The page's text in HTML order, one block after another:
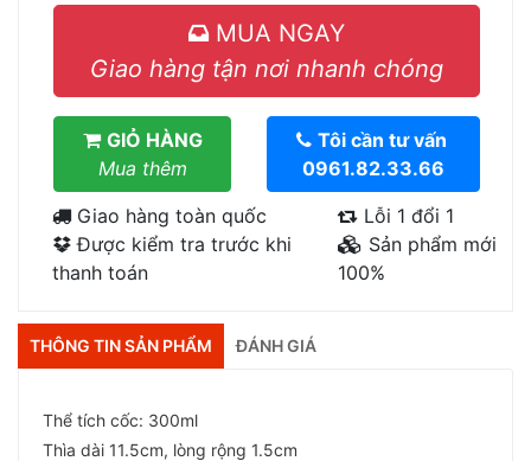
MUA NGAY
Giao hàng tận nơi nhanh chóng
GIỎ HÀNG
Mua thêm
Tôi cần tư vấn
0961.82.33.66
Giao hàng toàn quốc
Được kiểm tra trước khi
thanh toán
Lỗi 1 đổi 1
Sản phẩm mới
100%
THÔNG TIN SẢN PHẨM ĐÁNH GIÁ
Thể tích cốc: 300ml
Thìa dài 11.5cm, lòng rộng 1.5cm